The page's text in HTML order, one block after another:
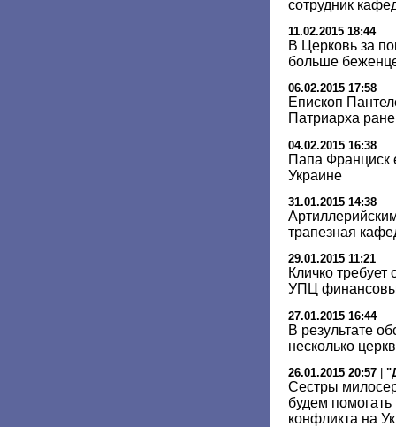
сотрудник
11.02.2015 18:44
В Церковь за
больше
06.02.2015 17:58
Епископ
Патриарха
04.02.2015 16:38
Папа Франциск
Украине
31.01.2015 14:38
трапезная
29.01.2015 11:21
Кличко
УПЦ
27.01.2015 16:44
В результате
несколько
26.01.2015 20:57
Сестры
будем
конфликта на